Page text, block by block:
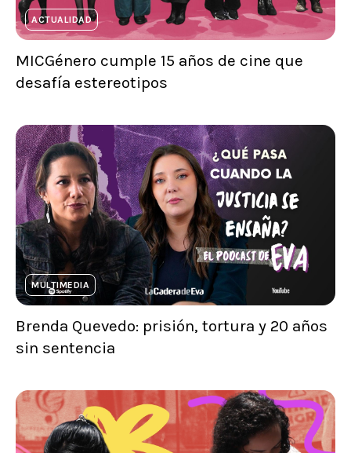
ACTUALIDAD
MICGénero cumple 15 años de cine que
desafía estereotipos
MULTIMEDIA
Brenda Quevedo: prisión, tortura y 20 años
sin sentencia